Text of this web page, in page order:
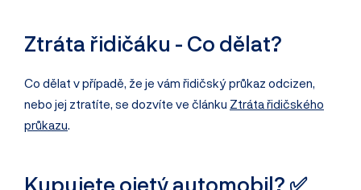
Ztráta řidičáku - Co dělat?
Co dělat v případě, že je vám řidičský průkaz odcizen,
nebo jej ztratíte, se dozvíte ve článku Ztráta řidičského
průkazu
Kupujete ojetý automobil? ✅